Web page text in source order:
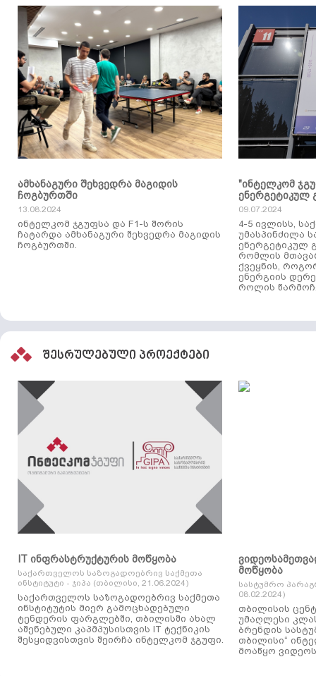
ამხანაგური შეხვედრა მაგიდის
ჩოგბურთში
13.08.2024
ინტელკომ ჯგუფსა და F1-ს შორის
ჩატარდა ამხანაგური შეხვედრა მაგიდის
ჩოგბურთში.
"ინტელკომ
ენერგეტიკულ
09.07.2024
4-5 ივლისს,
უმასპინძილა
ენერგეტიკულ
რომლის
ქვეყნის,
ენერგიის
როლის
შესრულებული პროექტები
IT ინფრასტრუქტურის მოწყობა
საქართველოს საზოგადოებრივ საქმეთა
ინსტიტუტი - ჯიპა (თბილისი, 21.06.2024)
საქართველოს საზოგადოებრივ საქმეთა
ინსტიტუტის მიერ გამოცხადებული
ტენდერის ფარგლებში, თბილისში ახალ
აშენებული კაპმპუსისთვის IT ტექნიკის
შესყიდვისთვის შეირჩა ინტელკომ ჯგუფი.
მოწყობა
სასტუმრო
08.02.2024)
თბილისის
უმაღლესი
ბრენდის
თბილისი“
მოაწყო